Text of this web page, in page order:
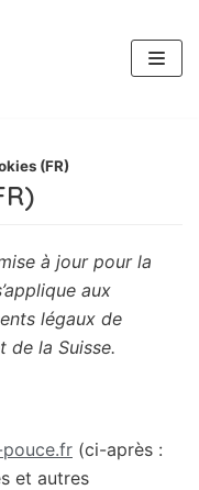
(FR)
à jour pour la
aux
légaux de
de la Suisse.
(ci-après :
et autres